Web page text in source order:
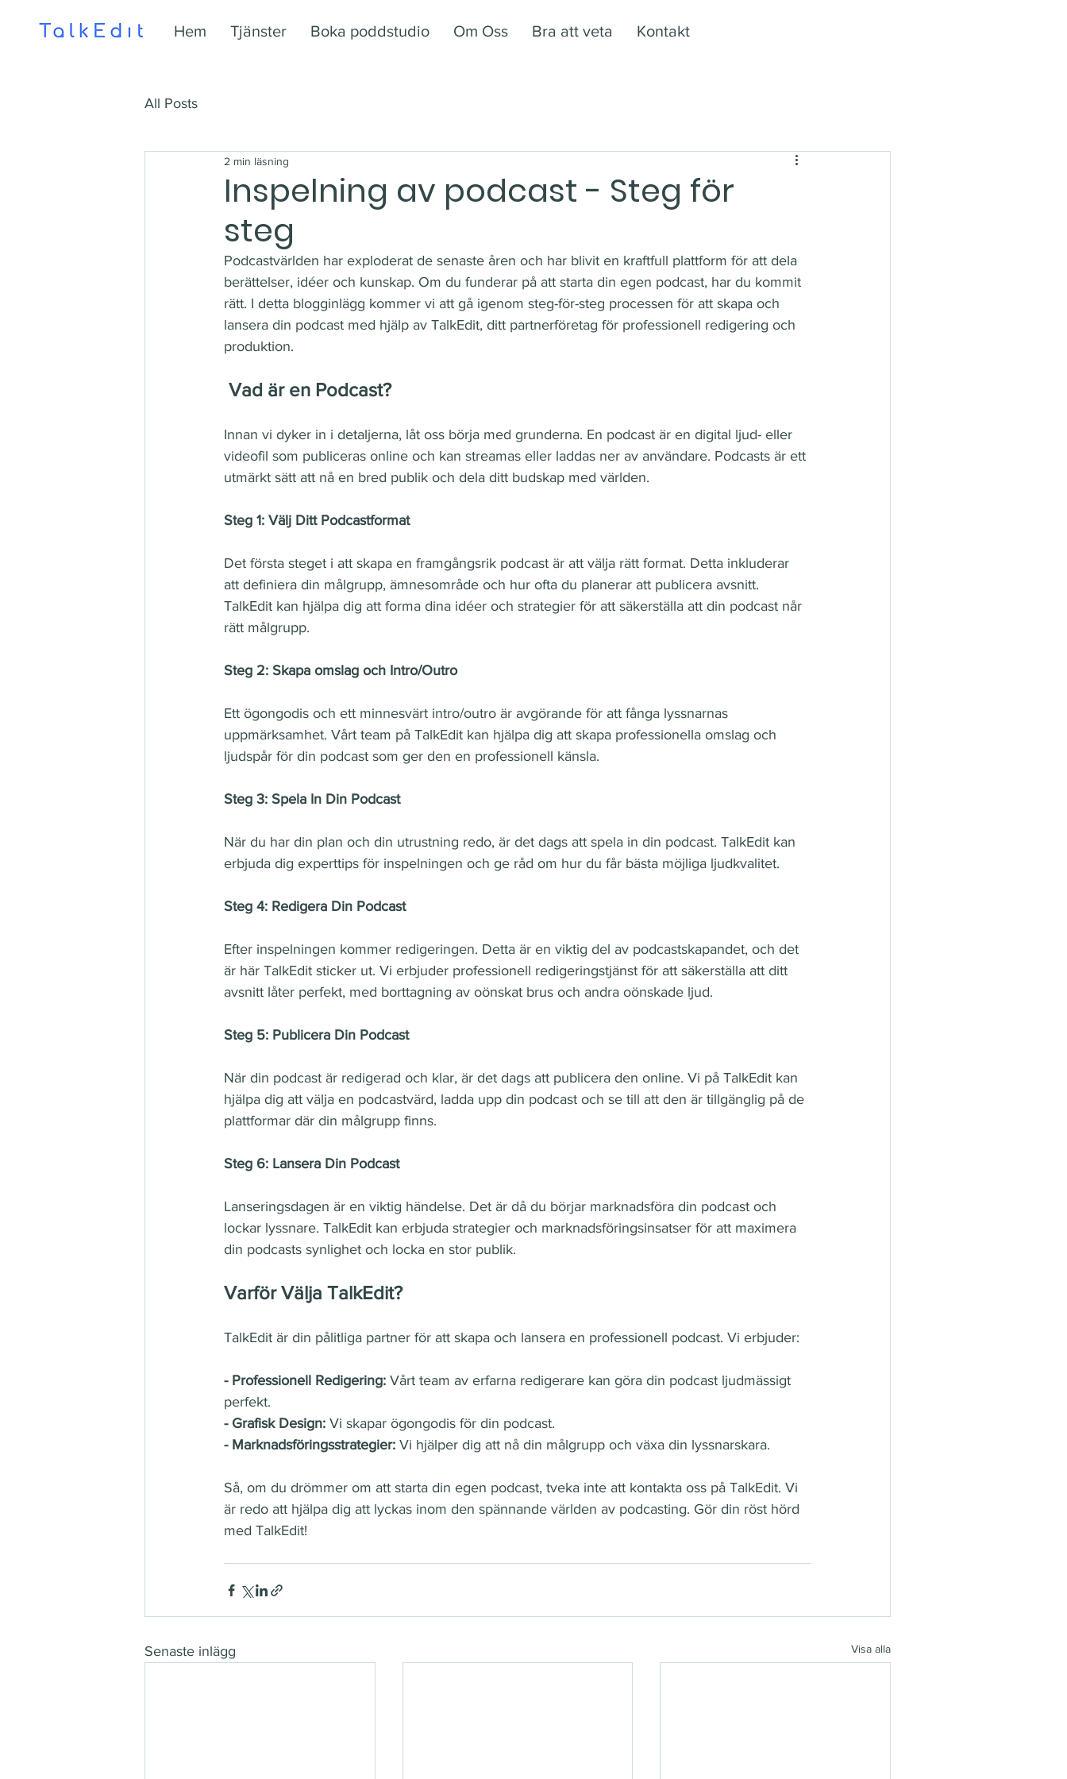
Hem Tjänster Boka poddstudio Om Oss Bra att veta Kontakt
All Posts
Inspelning av podcast - Steg för
steg
2 min läsning
Podcastvärlden har exploderat de senaste åren och har blivit en kraftfull plattform för att dela
berättelser, idéer och kunskap. Om du funderar på att starta din egen podcast, har du kommit
rätt. I detta blogginlägg kommer vi att gå igenom steg-för-steg processen för att skapa och
lansera din podcast med hjälp av TalkEdit, ditt partnerföretag för professionell redigering och
produktion.
Vad är en Podcast?
Innan vi dyker in i detaljerna, låt oss börja med grunderna. En podcast är en digital ljud- eller
videofil som publiceras online och kan streamas eller laddas ner av användare. Podcasts är ett
utmärkt sätt att nå en bred publik och dela ditt budskap med världen.
Steg 1: Välj Ditt Podcastformat
Det första steget i att skapa en framgångsrik podcast är att välja rätt format. Detta inkluderar
att definiera din målgrupp, ämnesområde och hur ofta du planerar att publicera avsnitt.
TalkEdit kan hjälpa dig att forma dina idéer och strategier för att säkerställa att din podcast når
rätt målgrupp.
Steg 2: Skapa omslag och Intro/Outro
Ett ögongodis och ett minnesvärt intro/outro är avgörande för att fånga lyssnarnas
uppmärksamhet. Vårt team på TalkEdit kan hjälpa dig att skapa professionella omslag och
ljudspår för din podcast som ger den en professionell känsla.
Steg 3: Spela In Din Podcast
När du har din plan och din utrustning redo, är det dags att spela in din podcast. TalkEdit kan
erbjuda dig experttips för inspelningen och ge råd om hur du får bästa möjliga ljudkvalitet.
Steg 4: Redigera Din Podcast
Efter inspelningen kommer redigeringen. Detta är en viktig del av podcastskapandet, och det
är här TalkEdit sticker ut. Vi erbjuder professionell redigeringstjänst för att säkerställa att ditt
avsnitt låter perfekt, med borttagning av oönskat brus och andra oönskade ljud.
Steg 5: Publicera Din Podcast
När din podcast är redigerad och klar, är det dags att publicera den online. Vi på TalkEdit kan
hjälpa dig att välja en podcastvärd, ladda upp din podcast och se till att den är tillgänglig på de
plattformar där din målgrupp finns.
Steg 6: Lansera Din Podcast
Lanseringsdagen är en viktig händelse. Det är då du börjar marknadsföra din podcast och
lockar lyssnare. TalkEdit kan erbjuda strategier och marknadsföringsinsatser för att maximera
din podcasts synlighet och locka en stor publik.
Varför Välja TalkEdit?
TalkEdit är din pålitliga partner för att skapa och lansera en professionell podcast. Vi erbjuder:
- Professionell Redigering: Vårt team av erfarna redigerare kan göra din podcast ljudmässigt
perfekt.
- Grafisk Design: Vi skapar ögongodis för din podcast.
- Marknadsföringsstrategier: Vi hjälper dig att nå din målgrupp och växa din lyssnarskara.
Så, om du drömmer om att starta din egen podcast, tveka inte att kontakta oss på TalkEdit. Vi
är redo att hjälpa dig att lyckas inom den spännande världen av podcasting. Gör din röst hörd
med TalkEdit!
Senaste inlägg Visa alla